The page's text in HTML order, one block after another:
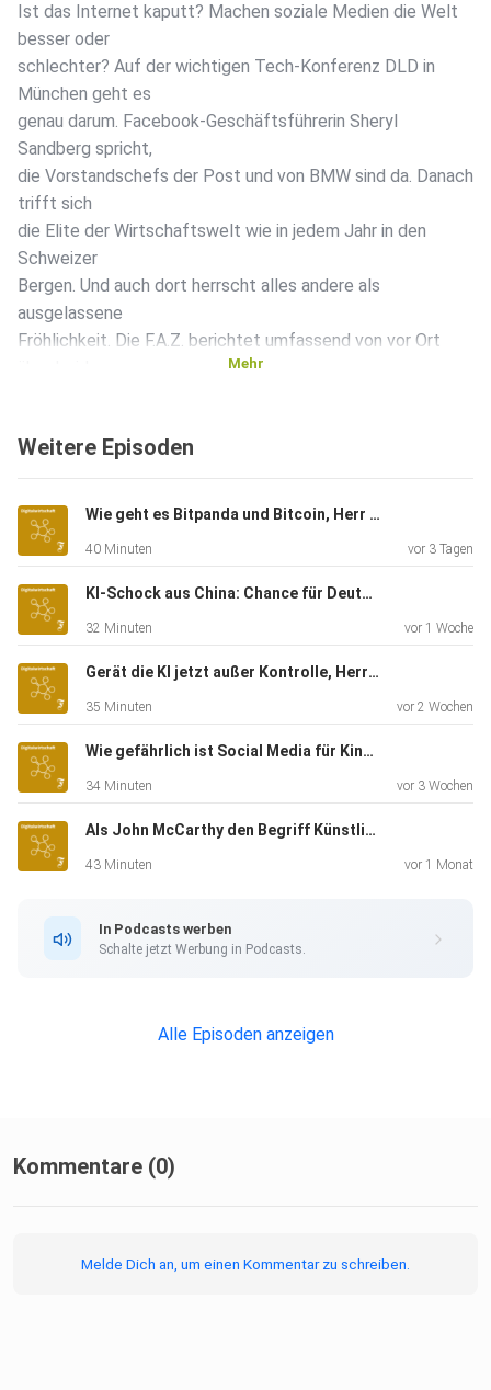
Ist das Internet kaputt? Machen soziale Medien die Welt
besser oder
schlechter? Auf der wichtigen Tech-Konferenz DLD in
München geht es
genau darum. Facebook-Geschäftsführerin Sheryl
Sandberg spricht,
die Vorstandschefs der Post und von BMW sind da. Danach
trifft sich
die Elite der Wirtschaftswelt wie in jedem Jahr in den
Schweizer
Bergen. Und auch dort herrscht alles andere als
ausgelassene
Fröhlichkeit. Die F.A.Z. berichtet umfassend von vor Ort
Mehr
Weitere Episoden
Wie geht es Bitpanda und Bitcoin, Herr Enzersdorfer-Konrad?
40 Minuten vor 3 Tagen
KI-Schock aus China: Chance für Deutschland?
32 Minuten vor 1 Woche
Gerät die KI jetzt außer Kontrolle, Herr Krüger?
35 Minuten vor 2 Wochen
Wie gefährlich ist Social Media für Kinder, Herr Korte?
34 Minuten vor 3 Wochen
Als John McCarthy den Begriff Künstliche Intelligenz erdachte
43 Minuten vor 1 Monat
In Podcasts werben
Schalte jetzt Werbung in Podcasts.
Alle Episoden anzeigen
Kommentare (0)
Melde Dich an, um einen Kommentar zu schreiben.